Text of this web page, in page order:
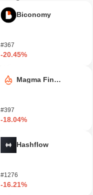
Biconomy
#367
-20.45%
Magma Finance
#397
-18.04%
Hashflow
#1276
-16.21%